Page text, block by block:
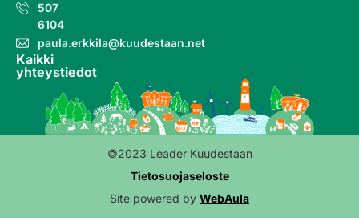
507
6104
paula.erkkila@kuudestaan.net
Kaikki
yhteystiedot
©2023 Leader Kuudestaan
Tietosuojaseloste
Site powered by WebAula